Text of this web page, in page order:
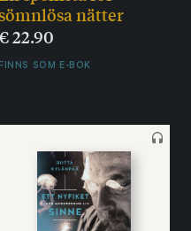
nätter
22.90
FINNS SOM E-BOK